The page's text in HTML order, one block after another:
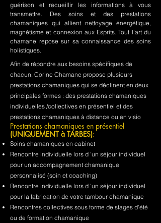
guérison et recueillir les informations à vous
transmettre. Des soins et des prestations
chamaniques qui allient nettoyage énergétique,
magnétisme et connexion aux Esprits. Tout l'art du
chamane repose sur sa connaissance des soins
holistiques.
Afin de répondre aux besoins spécifiques de
chacun, Corine Chamane propose plusieurs
prestations chamaniques qui se déclinent en deux
principales formes : des prestations chamaniques
individuelles /collectives en présentiel et des
prestations chamaniques à distance ou en visio
Prestations chamaniques en présentiel
(UNIQUEMENT à TARBES):
Soins chamaniques en cabinet
Rencontre individuelle lors d 'un séjour individuel
pour un accompagnement chamanique
personnalisé (soin et coaching)
Rencontre individuelle lors d 'un séjour individuel
pour la fabrication de votre tambour chamanique
Rencontres collectives sous forme de stages d'été
ou de formation chamanique